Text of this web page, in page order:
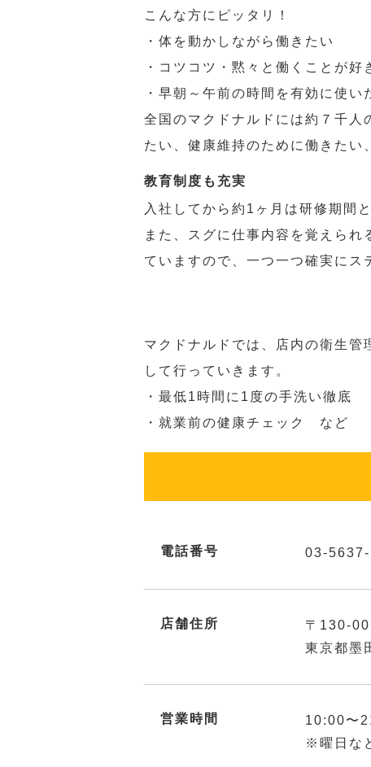
こんな方にピッタリ！
・体を動かしながら働きたい
・コツコツ・黙々と働くことが好
・早朝～午前の時間を有効に使い
全国のマクドナルドには約７千
たい、健康維持のために働きたい
教育制度も充実
入社してから約1ヶ月は研修期間
また、スグに仕事内容を覚えら
ていますので、一つ一つ確実にス
マクドナルドでは、店内の衛生
して行っていきます。
・最低1時間に1度の手洗い徹底
・就業前の健康チェック など
電話番号 03-
店舗住所
〒130-
東京都墨
営業時間
10:00〜
※曜日な